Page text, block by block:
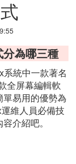
分為哪三種
統中一款著名
全屏幕編輯軟
易用的優勢為
維人員必備技
介紹吧。